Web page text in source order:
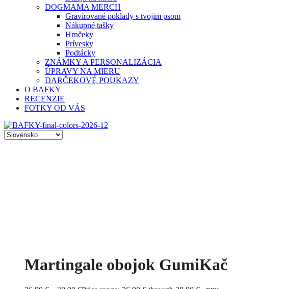
DOGMAMA MERCH
Gravírované poklady s tvojim psom
Nákupné tašky
Hrnčeky
Prívesky
Podtácky
ZNÁMKY A PERSONALIZÁCIA
ÚPRAVY NA MIERU
DARČEKOVÉ POUKAZY
O BAFKY
RECENZIE
FOTKY OD VÁS
Martingale obojok GumiKač